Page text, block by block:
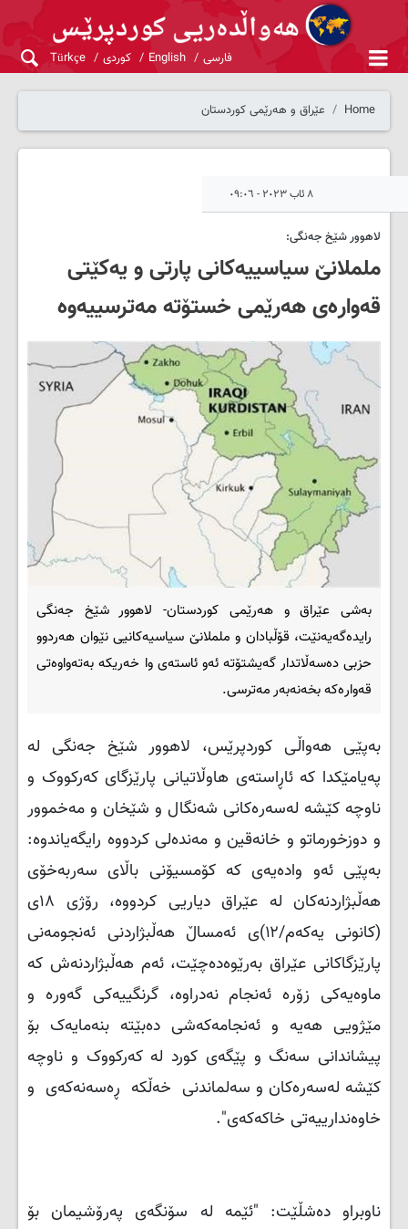
فارسی English کوردی Türkçe
Home عێراق و هەرێمی کوردستان
٨ ئاب ٢٠٢٣ - ٠٩:٠٦
لاهوور شێخ جەنگی:
ململانێ سیاسییەکانی پارتی و یەکێتی
قەوارەی هەرێمی خستۆتە مەترسییەوە
بەشی عێراق و هەرێمی کوردستان- لاهوور شێخ جەنگی
رایدەگەیەنێت، قۆڵبادان و ململانێ سیاسیەكانیی نێوان هەردوو
حزبی دەسەڵاتدار گەیشتۆتە ئەو ئاستەی وا خەریكە بەتەواوەتی
قەوارەكە بخەنەبەر مەترسی.
بەپێی هەواڵی کوردپرێس، لاهوور شێخ جەنگی لە
پەیامێكدا كە ئاڕاستەی هاوڵاتیانی پارێزگای كەركووک و
ناوچە كێشە لەسەرەكانی شەنگال و شێخان و مەخموور
و دوزخورماتو و خانەقین و مەندەلی كردووە رایگەیاندوە:
بەپێی ئەو وادەیەی كە كۆمسیۆنی باڵای سەربەخۆی
هەڵبژاردنەكان لە عێراق دیاریی كردووە، رۆژی ۱۸ی
(كانونی یەكەم/۱۲)ی ئەمساڵ هەڵبژاردنی ئەنجومەنی
پارێزگاكانی عێراق بەرێوەدەچێت، ئەم هەڵبژاردنەش كە
ماوەیەكی زۆرە ئەنجام نەدراوە، گرنگییەكی گەورە و
مێژویی هەیە و ئەنجامەكەشی دەبێتە بنەمایەک بۆ
پیشاندانی سەنگ و پێگەی كورد لە كەركووک و ناوچە
كێشە لەسەرەكان و سەلماندنی خەڵكە ڕەسەنەكەی و
خاوەندارییەتی خاكەكەی".
ناوبراو دەشڵێت: "ئێمە لە سۆنگەی پەرۆشیمان بۆ